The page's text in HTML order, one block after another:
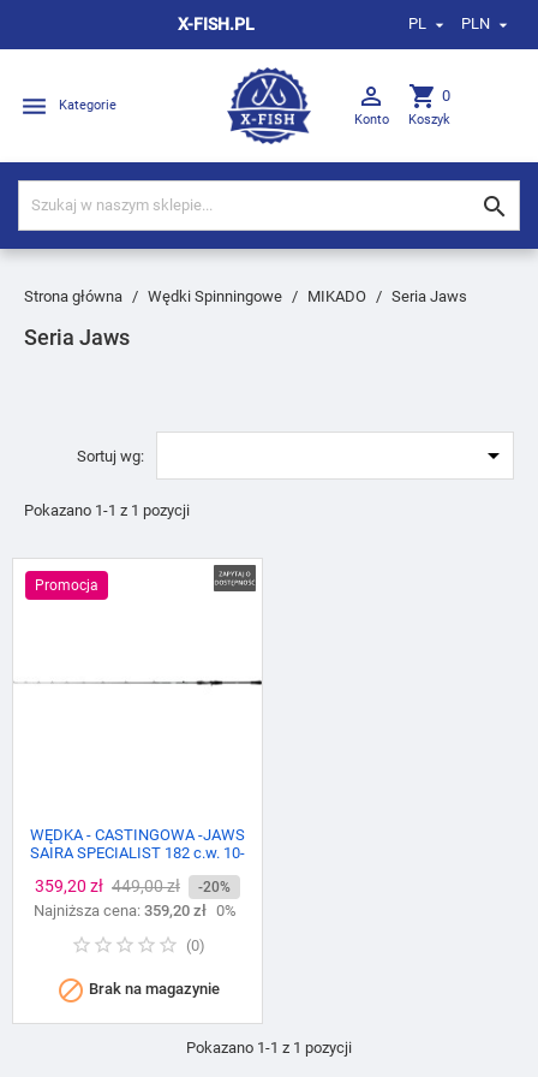
X-FISH.PL PL  PLN 
 Kategorie 
Konto
shopping_cart 0
Koszyk

Strona główna Wędki Spinningowe MIKADO Seria Jaws
Seria Jaws
Sortuj wg: 
Pokazano 1-1 z 1 pozycji
Promocja
WĘDKA - CASTINGOWA -JAWS
SAIRA SPECIALIST 182 c.w. 10-
Cena
359,20 zł Cena
podstawowa
449,00 zł -20%
Najniższa cena: 359,20 zł 0%
(0)
 Brak na magazynie
Pokazano 1-1 z 1 pozycji